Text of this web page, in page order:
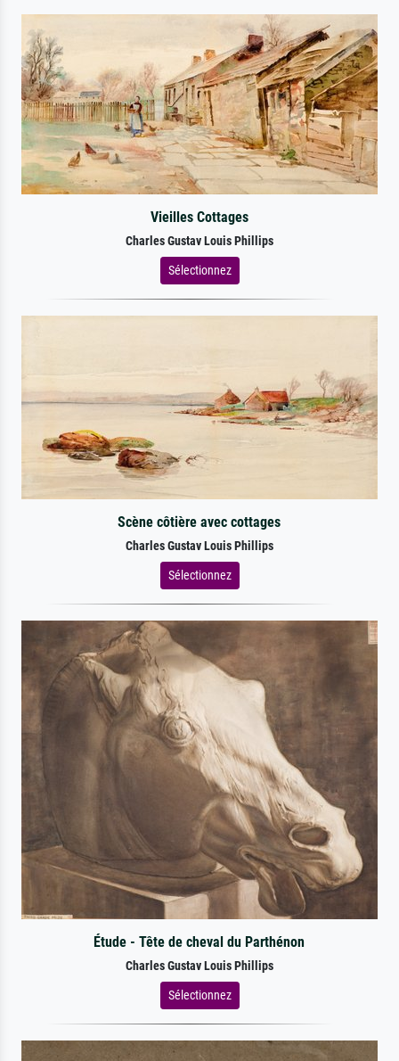
Vieilles Cottages
Charles Gustav Louis Phillips
Sélectionnez
Scène côtière avec cottages
Charles Gustav Louis Phillips
Sélectionnez
Étude - Tête de cheval du Parthénon
Charles Gustav Louis Phillips
Sélectionnez